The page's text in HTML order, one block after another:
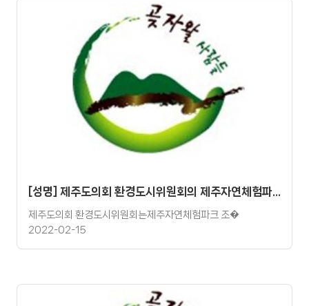
[성명] 제주도의회 환경도시위원회의 제주자연체험파크 조성사업 부동의 요구 성명
제주도의회 환경도시위원회는제주자연체험파크 조�
2022-02-15